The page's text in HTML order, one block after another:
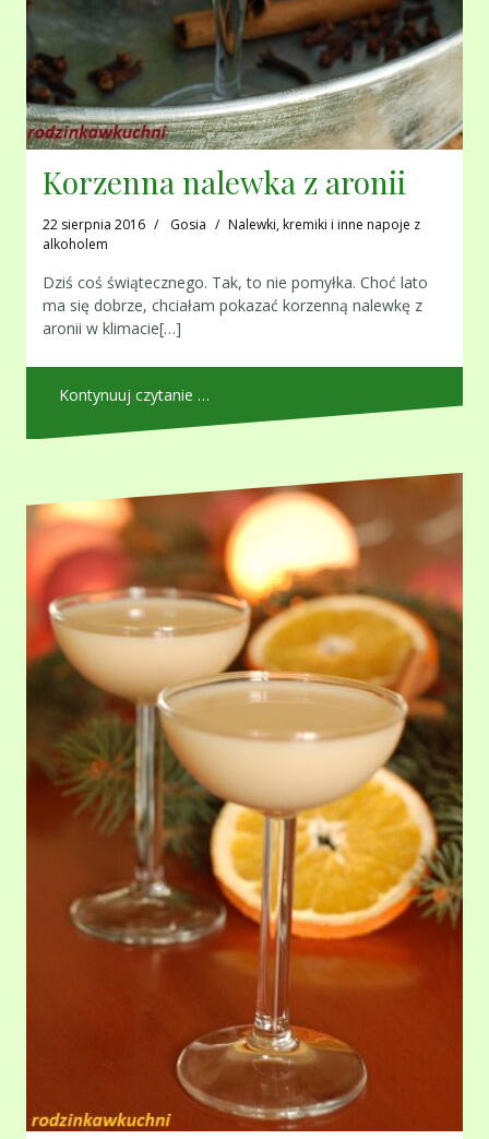
Korzenna nalewka z aronii
22 sierpnia 2016 Gosia
Nalewki, kremiki i inne napoje z
alkoholem
Dziś coś świątecznego. Tak, to nie pomyłka. Choć lato
ma się dobrze, chciałam pokazać korzenną nalewkę z
aronii w klimacie[…]
Kontynuuj czytanie …